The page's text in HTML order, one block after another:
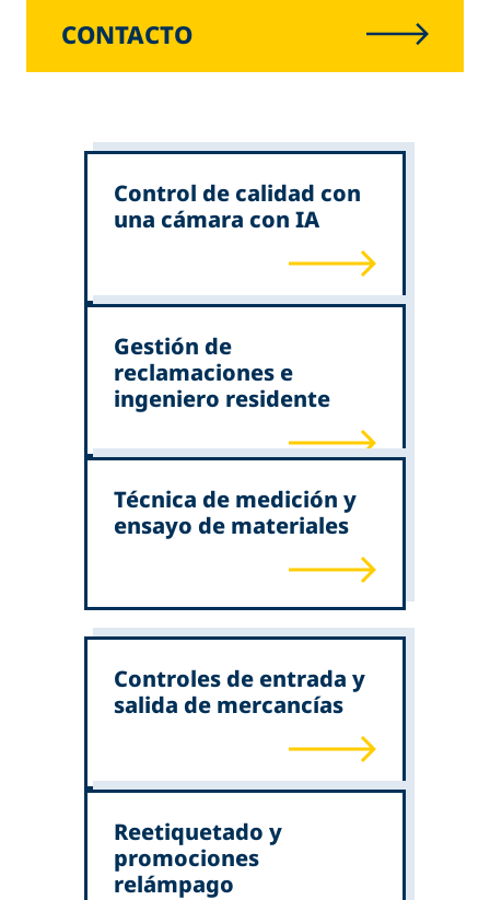
CONTACTO
Control de calidad con
una cámara con IA
Gestión de
reclamaciones e
ingeniero residente
Técnica de medición y
ensayo de materiales
Controles de entrada y
salida de mercancías
Reetiquetado y
promociones
relámpago